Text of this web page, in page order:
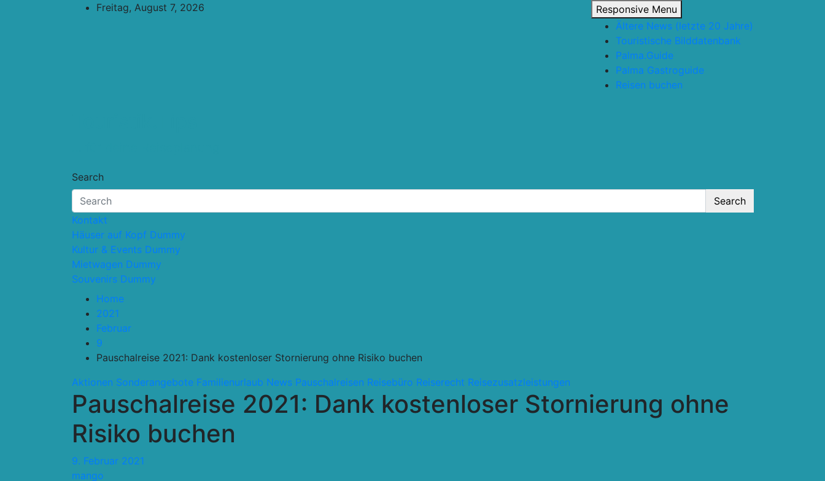
Freitag, August 7, 2026
Responsive Menu
Ältere News (letzte 20 Jahre)
Touristische Bilddatenbank
Palma.Guide
Palma Gastroguide
Reisen buchen
Search
Search
Kontakt
Häuser auf Kopf Dummy
Kultur & Events Dummy
Mietwagen Dummy
Souvenirs Dummy
Home
2021
Februar
9
Pauschalreise 2021: Dank kostenloser Stornierung ohne Risiko buchen
Aktionen Sonderangebote Familienurlaub News Pauschalreisen Reisebüro Reiserecht Reisezusatzleistungen
Pauschalreise 2021: Dank kostenloser Stornierung ohne
Risiko buchen
9. Februar 2021
mango